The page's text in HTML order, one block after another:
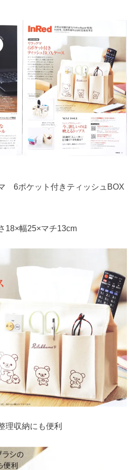
6ポケット付きティッシュBOX
18×幅25×マチ13cm
理収納にも便利